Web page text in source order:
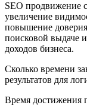
SEO продвижение
увеличение
повышение
поисковой выдаче
доходов бизнеса.
Сколько времени
результатов для
Время достижения